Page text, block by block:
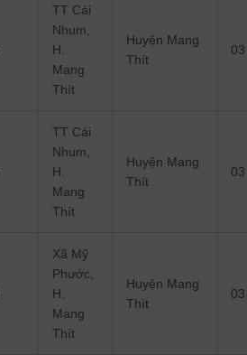
TT Cái
Nhum,
H.
Mang
Thít
Huyện Mang
Thít
03
TT Cái
Nhum,
H.
Mang
Thít
Huyện Mang
Thít
03
Xã Mỹ
Phước,
H.
Mang
Thít
Huyện Mang
Thít
03